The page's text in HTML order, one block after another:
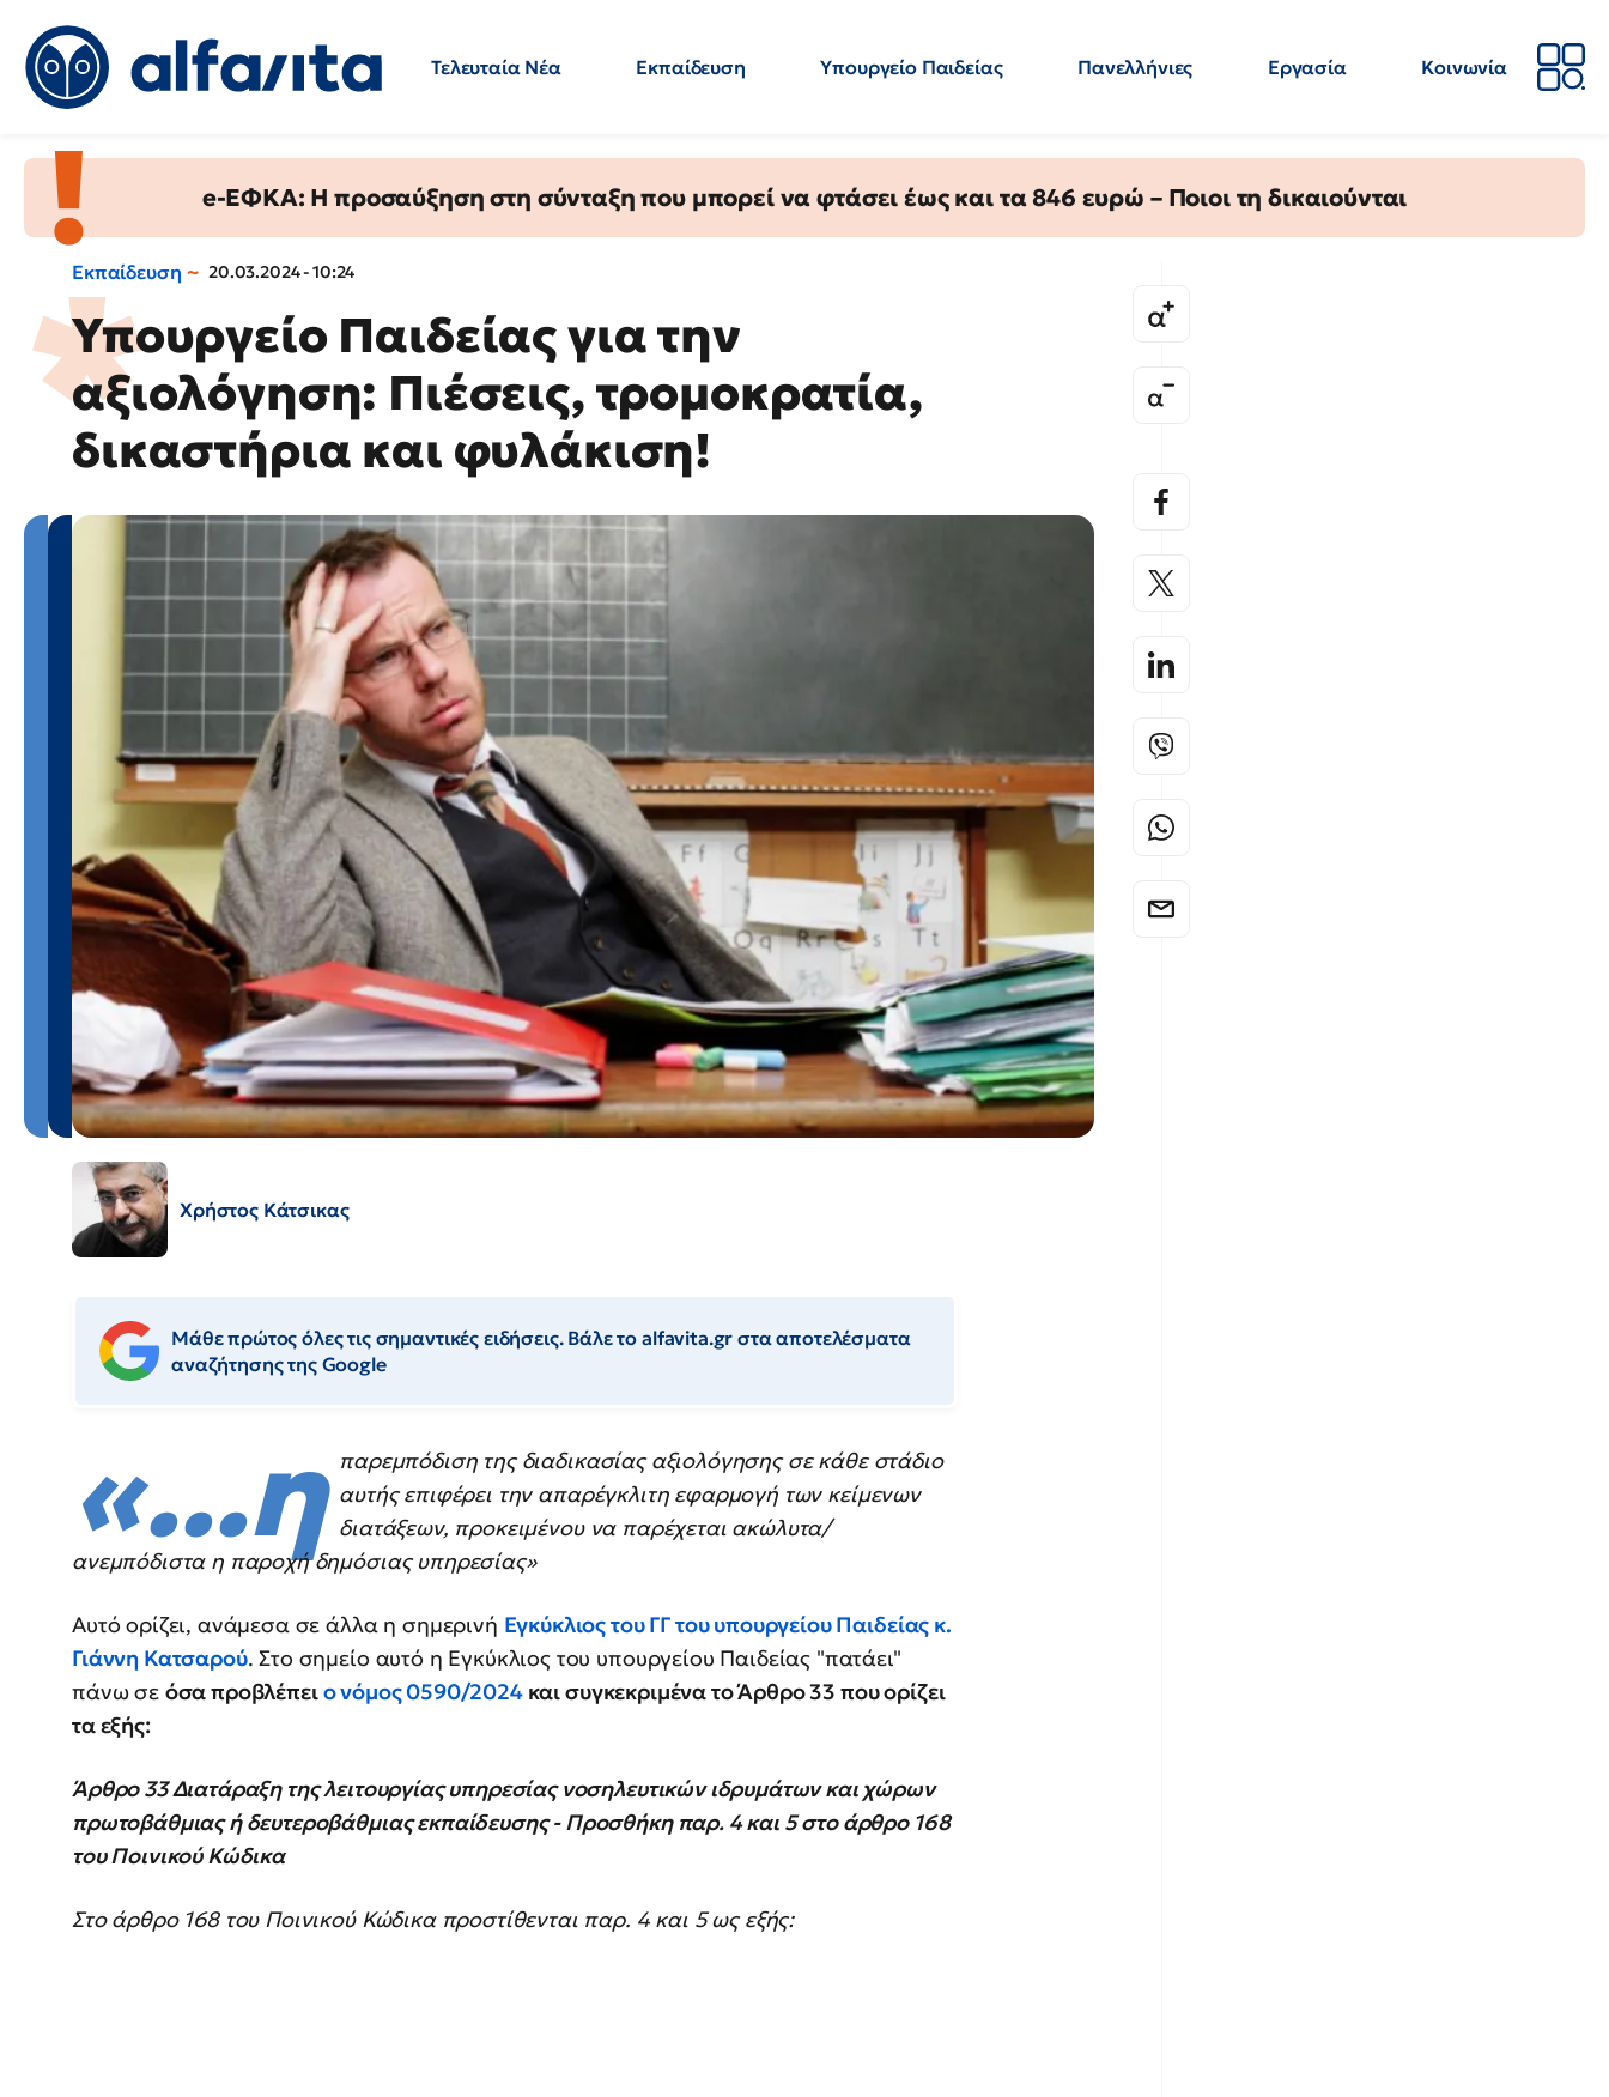
Τελευταία Νέα Εκπαίδευση Υπουργείο Παιδείας Πανελλήνιες Εργασία
Κοινωνία
e-ΕΦΚΑ: Η προσαύξηση στη σύνταξη που μπορεί να φτάσει έως και τα 846 ευρώ – Ποιοι τη δικαιούνται
Εκπαίδευση 20.03.2024 - 10:24
Υπουργείο Παιδείας για την
αξιολόγηση: Πιέσεις, τρομοκρατία,
δικαστήρια και φυλάκιση!
Χρήστος Κάτσικας
Μάθε πρώτος όλες τις σημαντικές ειδήσεις. Βάλε το alfavita.gr στα αποτελέσματα
αναζήτησης της Google
«...η παρεμπόδιση της διαδικασίας αξιολόγησης σε κάθε στάδιο
αυτής επιφέρει την απαρέγκλιτη εφαρμογή των κείμενων
διατάξεων, προκειμένου να παρέχεται ακώλυτα/
ανεμπόδιστα η παροχή δημόσιας υπηρεσίας»
Αυτό ορίζει, ανάμεσα σε άλλα η σημερινή Εγκύκλιος του ΓΓ του υπουργείου Παιδείας κ.
Γιάννη Κατσαρού. Στο σημείο αυτό η Εγκύκλιος του υπουργείου Παιδείας "πατάει"
πάνω σε όσα προβλέπειο νόμος 0590/2024και συγκεκριμένα το Άρθρο 33 που ορίζει
τα εξής:
Άρθρο 33 Διατάραξη της λειτουργίας υπηρεσίας νοσηλευτικών ιδρυμάτων και χώρων
πρωτοβάθμιας ή δευτεροβάθμιας εκπαίδευσης - Προσθήκη παρ. 4 και 5 στο άρθρο 168
του Ποινικού Κώδικα
Στο άρθρο 168 του Ποινικού Κώδικα προστίθενται παρ. 4 και 5 ως εξής: